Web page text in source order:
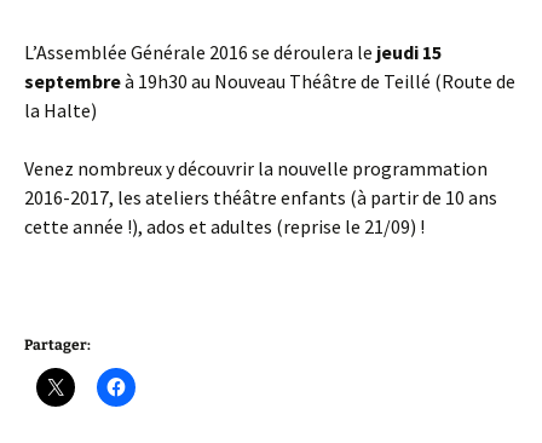
L’Assemblée Générale 2016 se déroulera le jeudi 15
septembreà 19h30 au Nouveau Théâtre de Teillé (Route de
la Halte)
Venez nombreux y découvrir la nouvelle programmation
2016-2017, les ateliers théâtre enfants (à partir de 10 ans
cette année !), ados et adultes (reprise le 21/09) !
Partager: